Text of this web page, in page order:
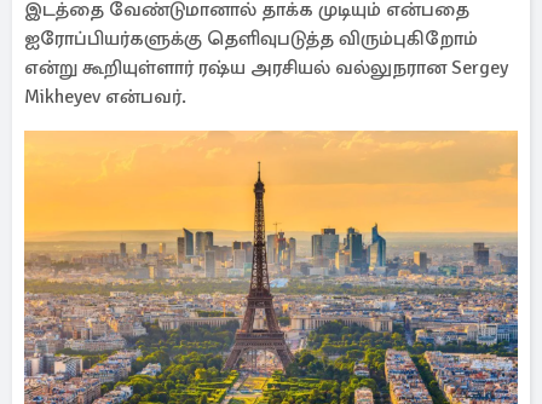
இடத்தை வேண்டுமானால் தாக்க முடியும் என்பதை
ஐரோப்பியர்களுக்கு தெளிவுபடுத்த விரும்புகிறோம்
என்று கூறியுள்ளார் ரஷ்ய அரசியல் வல்லுநரான Sergey
Mikheyev என்பவர்.